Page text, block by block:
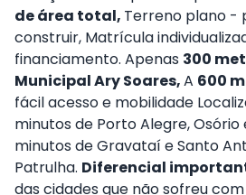
de área total, Terreno plano -
construir, Matrícula
financiamento. Apenas 300
Municipal Ary Soares,A 600
fácil acesso e mobilidade
minutos de Porto Alegre, Osório
minutos de Gravataí e Santo
Patrulha. Diferencial
das cidades que não sofreu